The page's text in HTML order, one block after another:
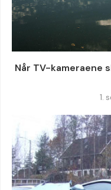
Når TV-kameraene
1.